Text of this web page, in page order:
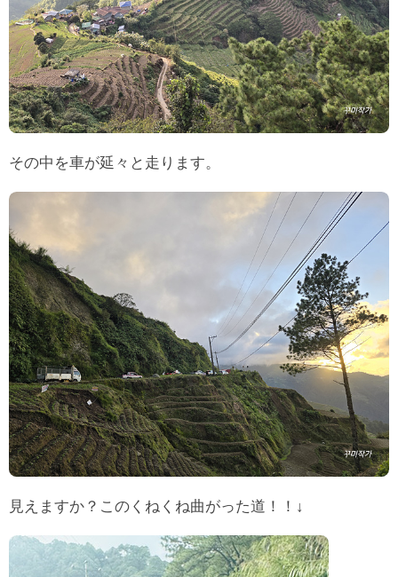
その中を車が延々と走ります。
見えますか？このくねくね曲がった道！！↓